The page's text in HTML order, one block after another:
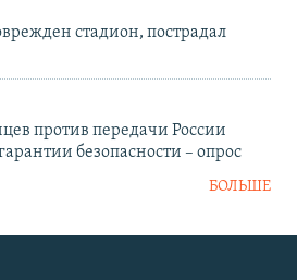
стадион, пострадал
против передачи России
безопасности – опрос
БОЛЬШЕ